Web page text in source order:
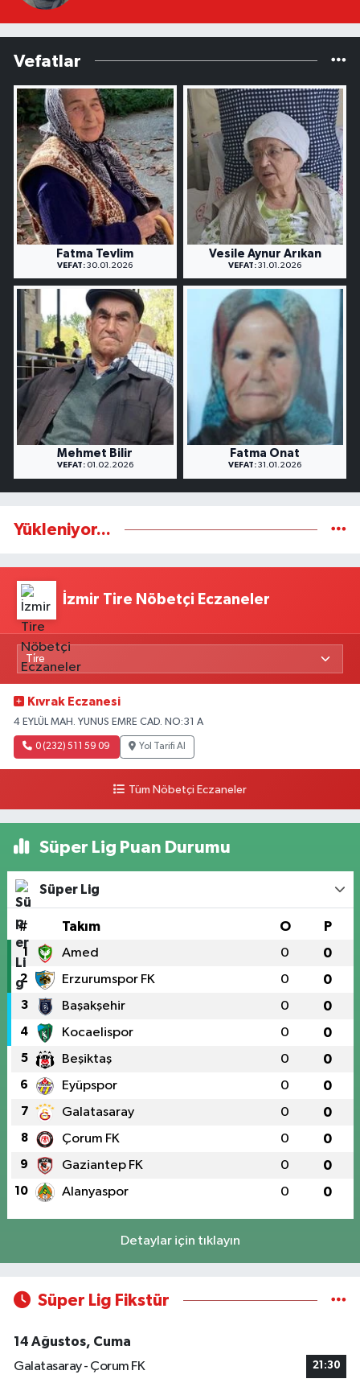
Vefatlar
Fatma Tevlim
VEFAT: 30.01.2026
Vesile Aynur Arıkan
VEFAT: 31.01.2026
Mehmet Bilir
VEFAT:01.02.2026
Fatma Onat
VEFAT: 31.01.2026
Yükleniyor...
İzmir Tire Nöbetçi Eczaneler
Kıvrak Eczanesi
4 EYLÜL MAH. YUNUS EMRE CAD. NO:31 A
0 (232) 511 59 09 Yol Tarifi Al
Tüm Nöbetçi Eczaneler
Süper Lig Puan Durumu
Süper Lig
# Takım O P
1 Amed 0 0
2 Erzurumspor FK 0 0
3 Başakşehir 0 0
4 Kocaelispor 0 0
5 Beşiktaş 0 0
6 Eyüpspor 0 0
7 Galatasaray 0 0
8 Çorum FK 0 0
9 Gaziantep FK 0 0
10 Alanyaspor 0 0
Detaylar için tıklayın
Süper Lig Fikstür
14 Ağustos, Cuma
Galatasaray - Çorum FK
21:30